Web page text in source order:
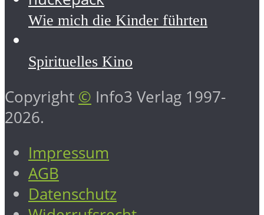
Wie mich die Kinder führten
Spirituelles Kino
Copyright © Info3 Verlag 1997-
2026.
Impressum
AGB
Datenschutz